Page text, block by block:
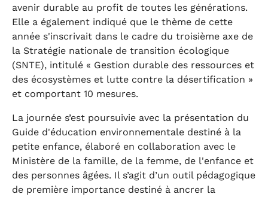
avenir durable au profit de toutes les générations.
Elle a également indiqué que le thème de cette
année s'inscrivait dans le cadre du troisième axe de
la Stratégie nationale de transition écologique
(SNTE), intitulé « Gestion durable des ressources et
des écosystèmes et lutte contre la désertification »
et comportant 10 mesures.
La journée s’est poursuivie avec la présentation du
Guide d'éducation environnementale destiné à la
petite enfance, élaboré en collaboration avec le
Ministère de la famille, de la femme, de l'enfance et
des personnes âgées. Il s’agit d’un outil pédagogique
de première importance destiné à ancrer la